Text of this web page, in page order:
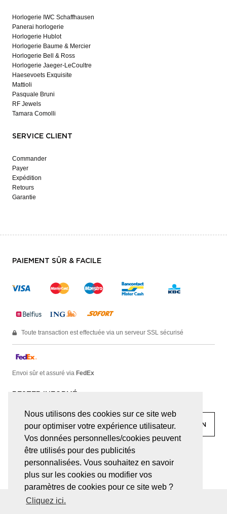
Nous utilisons des cookies sur ce site web
pour optimiser votre expérience utilisateur.
Vos données personnelles/cookies peuvent
être utilisés pour des publicités
personnalisées. Vous souhaitez en savoir
plus sur les cookies ou modifier vos
paramètres de cookies pour ce site web ?
Cliquez ici.
Horlogerie IWC Schaffhausen
Panerai horlogerie
Horlogerie Hublot
Horlogerie Baume & Mercier
Horlogerie Bell & Ross
Horlogerie Jaeger-LeCoultre
Haesevoets Exquisite
Mattioli
Pasquale Bruni
RF Jewels
Tamara Comolli
SERVICE CLIENT
Commander
Payer
Expédition
Retours
Garantie
PAIEMENT SÛR & FACILE
Toute transaction est effectuée via un serveur SSL sécurisé
Envoi sûr et assuré via FedEx
RESTER INFORMÉ
facebook linkedin